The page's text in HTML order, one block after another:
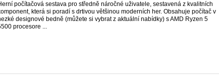
počítačová sestava pro středně náročné uživatele, sestavená z kvalitních
která si poradí s drtivou většinou moderních her. Obsahuje počítač v
designové bedně (můžete si vybrat z aktuální nabídky) s AMD Ryzen 5
procesore ...